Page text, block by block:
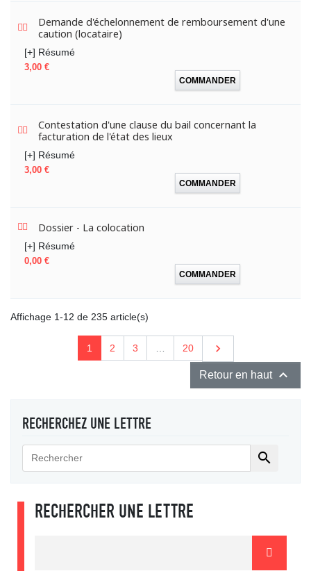
Demande d'échelonnement de remboursement d'une
caution (locataire)
[+] Résumé
Prix
3,00 €
COMMANDER
Contestation d'une clause du bail concernant la
facturation de l'état des lieux
[+] Résumé
Prix
3,00 €
COMMANDER
Dossier - La colocation
[+] Résumé
Prix
0,00 €
COMMANDER
Affichage 1-12 de 235 article(s)
1 2 3 20 Suivant

Retour en haut 
RECHERCHEZ UNE LETTRE

RECHERCHER UNE LETTRE